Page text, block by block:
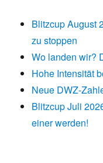
Blitzcup August
zu stoppen
Wo landen wir?
Hohe Intensität
Neue DWZ-
Blitzcup Juli
einer werden!